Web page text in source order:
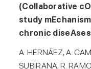
(Collaborative
study
chronic
A. HERNÁEZ, A.
SUBIRANA, R.